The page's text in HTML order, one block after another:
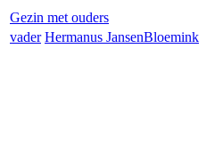
Gezin met ouders
vader Hermanus JansenBloemink